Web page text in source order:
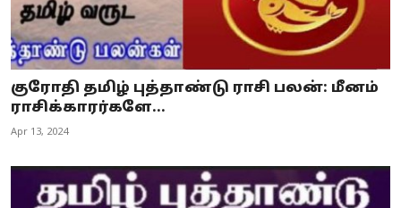
குரோதி தமிழ் புத்தாண்டு ராசி பலன்: மீனம்
ராசிக்காரர்களே...
Apr 13, 2024